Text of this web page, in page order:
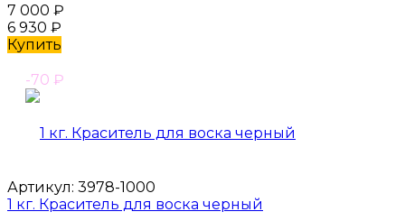
7 000 ₽
6 930 ₽
Купить
-70 ₽
Артикул: 3978-1000
1 кг. Краситель для воска черный